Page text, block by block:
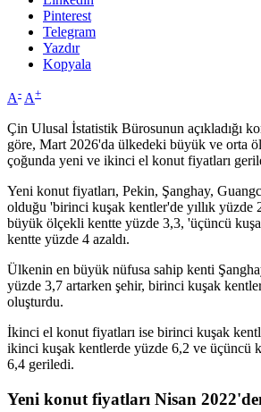
Pinterest
Telegram
Yazdır
Kopyala
A- A+
Çin Ulusal İstatistik Bürosunun açıkladığı
göre, Mart 2026'da ülkedeki büyük ve orta
çoğunda yeni ve ikinci el konut fiyatları
Yeni konut fiyatları, Pekin, Şanghay,
olduğu 'birinci kuşak kentler'de yıllık
büyük ölçekli kentte yüzde 3,3, 'üçüncü
kentte yüzde 4 azaldı.
Ülkenin en büyük nüfusa sahip kenti
yüzde 3,7 artarken şehir, birinci kuşak
oluşturdu.
İkinci el konut fiyatları ise birinci kuşak
ikinci kuşak kentlerde yüzde 6,2 ve üçüncü
6,4 geriledi.
Yeni konut fiyatları Nisan